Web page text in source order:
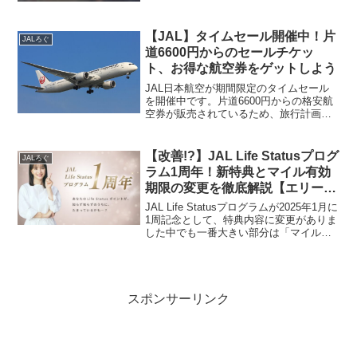
JALろぐ
【JAL】タイムセール開催中！片
道6600円からのセールチケッ
ト、お得な航空券をゲットしよう
JAL日本航空が期間限定のタイムセール
を開催中です。片道6600円からの格安航
空券が販売されているため、旅行計画を
ってはいますが、諦めてはいけません。
JALは登場期...
JALろぐ
【改善!?】JAL Life Statusプログ
ラム1周年！新特典とマイル有効
期限の変更を徹底解説【エリート
ステータス】
JAL Life Statusプログラムが2025年1月に
1周記念として、特典内容に変更がありま
した中でも一番大きい部分は「マイルの
スポンサーリンク